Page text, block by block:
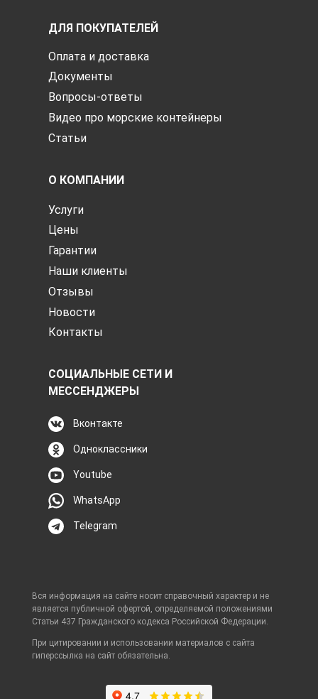
ДЛЯ ПОКУПАТЕЛЕЙ
Оплата и доставка
Документы
Вопросы-ответы
Видео про морские контейнеры
Статьи
О КОМПАНИИ
Услуги
Цены
Гарантии
Наши клиенты
Отзывы
Новости
Контакты
СОЦИАЛЬНЫЕ СЕТИ И
МЕССЕНДЖЕРЫ
Вконтакте
Одноклассники
Youtube
WhatsApp
Telegram
Вся информация на сайте носит справочный характер и не
является публичной офертой, определяемой положениями
Статьи 437 Гражданского кодекса Российской Федерации.
При цитировании и использовании материалов с сайта
гиперссылка на сайт обязательна.